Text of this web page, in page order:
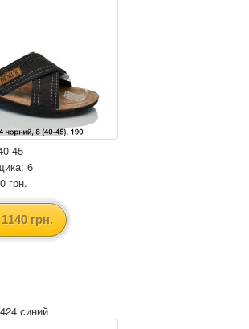
45
6
грн.
1140 грн.
синий